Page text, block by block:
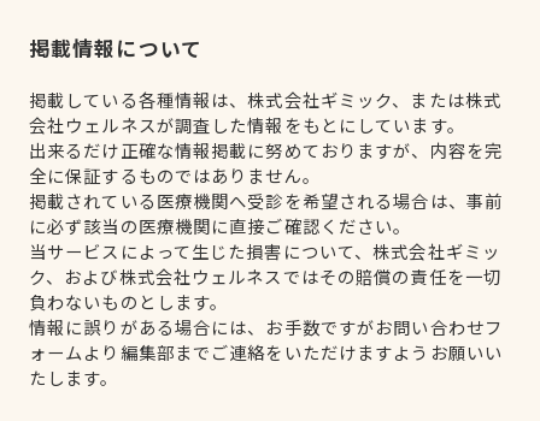
掲載情報について
掲載している各種情報は、株式会社ギミック、または株式
会社ウェルネスが調査した情報をもとにしています。
出来るだけ正確な情報掲載に努めておりますが、内容を完
全に保証するものではありません。
掲載されている医療機関へ受診を希望される場合は、事前
に必ず該当の医療機関に直接ご確認ください。
当サービスによって生じた損害について、株式会社ギミッ
ク、および株式会社ウェルネスではその賠償の責任を一切
負わないものとします。
情報に誤りがある場合には、お手数ですがお問い合わせフ
ォームより編集部までご連絡をいただけますようお願いい
たします。